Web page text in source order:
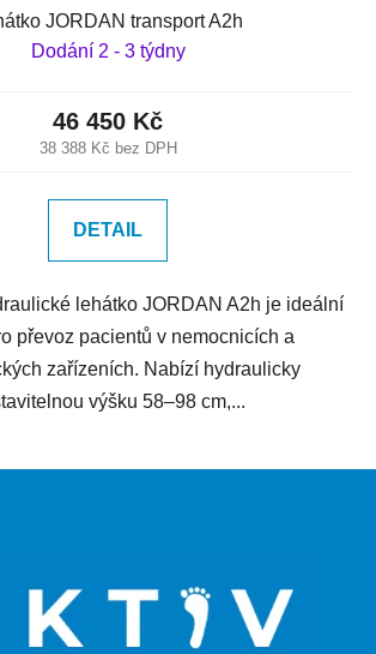
JORDAN transport A2h
Dodání 2 - 3 týdny
38 388 Kč bez DPH
46 450 Kč
DETAIL
lehátko JORDAN A2h je ideální
převoz pacientů v nemocnicích a
zařízeních. Nabízí hydraulicky
výšku 58–98 cm,...